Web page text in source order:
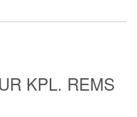
KPL. REMS